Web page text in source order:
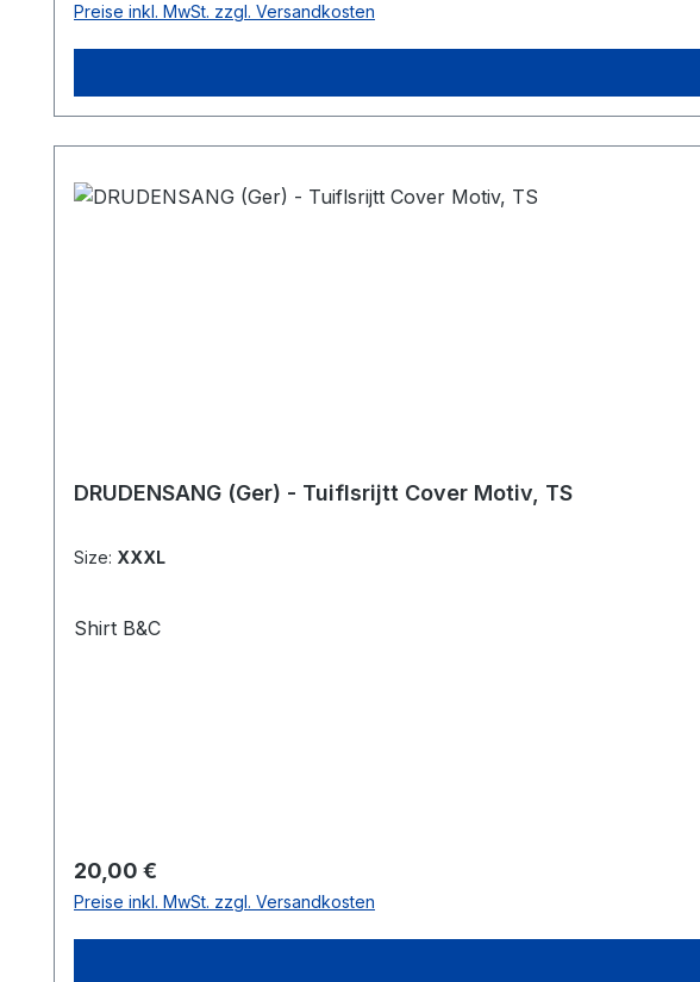
Preise inkl. MwSt. zzgl. Versandkosten
DRUDENSANG (Ger) - Tuiflsrijtt Cover Motiv, TS
Size: XXXL
Shirt B&C
Regulärer Preis:
20,00 €
Preise inkl. MwSt. zzgl. Versandkosten